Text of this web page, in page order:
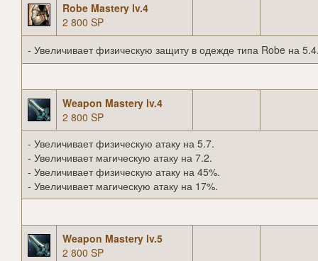
Robe Mastery lv.4
2 800 SP
- Увеличивает физическую защиту в одежде типа Robe на
Weapon Mastery lv.4
2 800 SP
- Увеличивает физическую атаку на 5.7.
- Увеличивает магическую атаку на 7.2.
- Увеличивает физическую атаку на 45%.
- Увеличивает магическую атаку на 17%.
Weapon Mastery lv.5
2 800 SP